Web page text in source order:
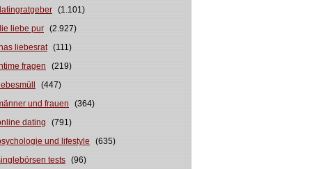
(1.101)
liebe pur (2.927)
liebesrat (111)
fragen
(219)
(447)
und frauen
(364)
dating
(791)
und lifestyle
(635)
tests (96)